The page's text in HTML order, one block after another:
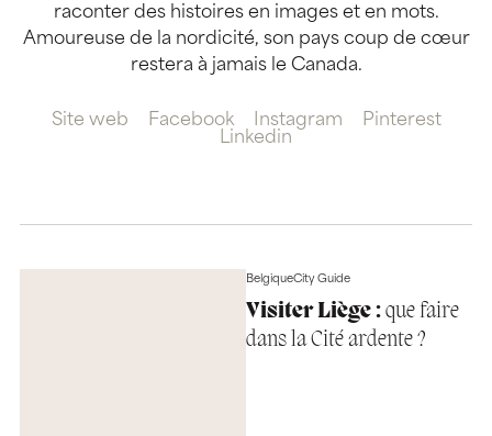
raconter des histoires en images et en mots.
Amoureuse de la nordicité, son pays coup de cœur
restera à jamais le Canada.
Site web Facebook Instagram
Pinterest
Linkedin
BelgiqueCity Guide
Visiter Liège :que faire
dans la Cité ardente ?